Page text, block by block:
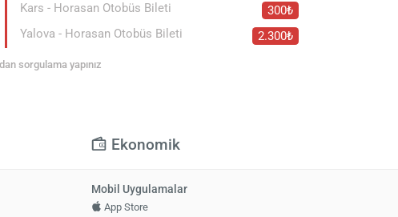
Kars - Horasan Otobüs Bileti
300₺
Yalova - Horasan Otobüs Bileti 2.300₺
sorgulama yapınız
Ekonomik
Mobil Uygulamalar
App Store